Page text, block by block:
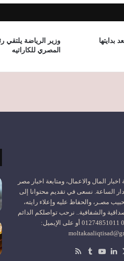
بدايتها
وزير الرياضة يلتقي
المصري للكاراتيه
اخبار المال والاعمال، ومتابعة اخبار مصر
الساعة. نسعى في تقديم محتوانا إلى
مصـر، والحفاظ عليه وإعلاء رايته،
والشفافية.. نرحب تواصلكم الدائم
على : 01004072130 01274851011 أو على الإيميل:
‫X لينكدإن‫YouTube